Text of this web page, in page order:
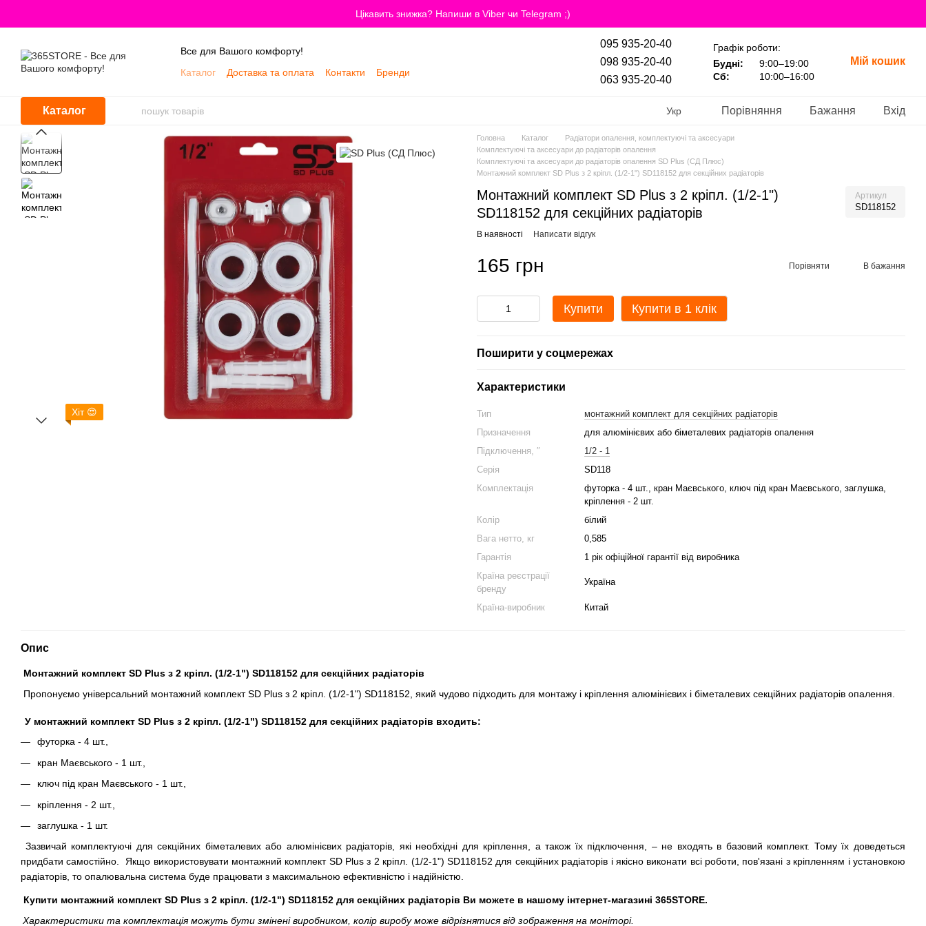
Цікавить знижка? Напиши в Viber чи Telegram ;)
Все для Вашого комфорту!
Каталог
Доставка та оплата Контакти
Бренди
095 935-20-40
098 935-20-40
063 935-20-40
Графік роботи:
Будні:
9:00–19:00
Сб:
10:00–16:00
Мій кошик
Каталог Укр Порівняння Бажання Вхід
Хіт 😍
Головна Каталог
Радіатори опалення, комплектуючі та аксесуари
Комплектуючі та аксесуари до радіаторів опалення
Комплектуючі та аксесуари до радіаторів опалення SD Plus (СД Плюс)
Монтажний комплект SD Plus з 2 кріпл. (1/2-1") SD118152 для секційних радіаторів
Монтажний комплект SD Plus з 2 кріпл. (1/2-1")
SD118152 для секційних радіаторів
Артикул
SD118152
В наявності Написати відгук
165 грн Порівняти В бажання
Купити Купити в 1 клік
Поширити у соцмережах
Характеристики
Тип
монтажний комплект для секційних радіаторів
Призначення
для алюмінієвих або біметалевих радіаторів опалення
Підключення, ″
1/2 - 1
Серія
SD118
Комплектація
футорка - 4 шт., кран Маєвського, ключ під кран Маєвського, заглушка,
кріплення - 2 шт.
Колір
білий
Вага нетто, кг
0,585
Гарантія
1 рік офіційної гарантії від виробника
Країна реєстрації
бренду
Україна
Країна-виробник Китай
Опис
Монтажний комплект SD Plus з 2 кріпл. (1/2-1") SD118152 для секційних радіаторів
Пропонуємо універсальний монтажний комплект SD Plus з 2 кріпл. (1/2-1") SD118152, який чудово підходить для монтажу і кріплення алюмінієвих і біметалевих секційних радіаторів опалення.
У монтажний комплект SD Plus з 2 кріпл. (1/2-1") SD118152 для секційних радіаторів входить:
футорка - 4 шт.,
кран Маєвського - 1 шт.,
ключ під кран Маєвського - 1 шт.,
кріплення - 2 шт.,
заглушка - 1 шт.
Зазвичай комплектуючі для секційних біметалевих або алюмінієвих радіаторів, які необхідні для кріплення, а також їх підключення, – не входять в базовий комплект. Тому їх доведеться
придбати самостійно. Якщо використовувати монтажний комплект SD Plus з 2 кріпл. (1/2-1") SD118152 для секційних радіаторів і якісно виконати всі роботи, пов'язані з кріпленням і установкою
радіаторів, то опалювальна система буде працювати з максимальною ефективністю і надійністю.
Купити монтажний комплект SD Plus з 2 кріпл. (1/2-1") SD118152 для секційних радіаторів Ви можете в нашому інтернет-магазині 365STORE.
Характеристики та комплектація можуть бути змінені виробником, колір виробу може відрізнятися від зображення на моніторі.